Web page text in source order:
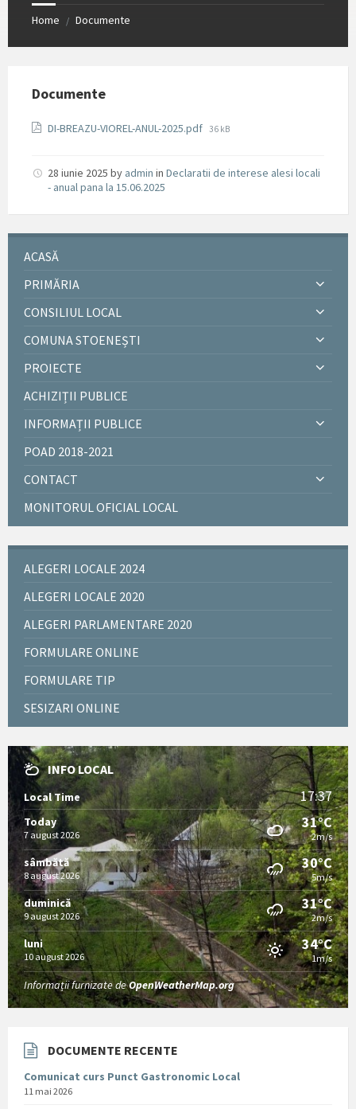
Home / Documente
Documente
DI-BREAZU-VIOREL-ANUL-2025.pdf File
36 kB
28 iunie 2025 by admin in Declaratii de interese alesi locali
- anual pana la 15.06.2025
ACASĂ
PRIMĂRIA
CONSILIUL LOCAL
COMUNA STOENEȘTI
PROIECTE
ACHIZIȚII PUBLICE
INFORMAȚII PUBLICE
POAD 2018-2021
CONTACT
MONITORUL OFICIAL LOCAL
ALEGERI LOCALE 2024
ALEGERI LOCALE 2020
ALEGERI PARLAMENTARE 2020
FORMULARE ONLINE
FORMULARE TIP
SESIZARI ONLINE
INFO LOCAL
Local Time 17:37
Today
7 august 2026
31°C
2m/s
sâmbătă
8 august 2026
30°C
5m/s
duminică
9 august 2026
31°C
2m/s
luni
10 august 2026
34°C
1m/s
Informații furnizate deOpenWeatherMap.org
DOCUMENTE RECENTE
Comunicat curs Punct Gastronomic Local
11 mai 2026